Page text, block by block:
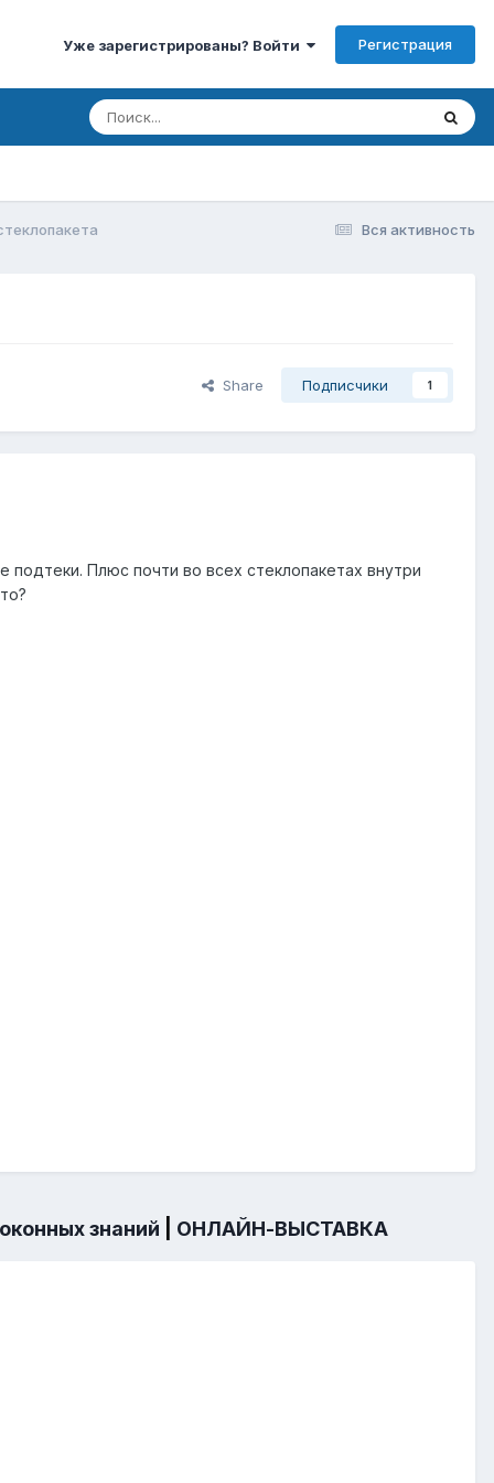
Уже зарегистрированы? Войти Регистрация
Вся активность
Share Подписчики 1
Плюс почти во всех стеклопакетах внутри
знаний ОНЛАЙН-ВЫСТАВКА